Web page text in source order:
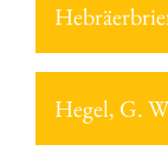
Hegel, G.